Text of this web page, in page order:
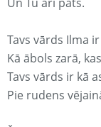
Tavs vārds Ilma
Kā ābols zarā,
Tavs vārds ir kā
Pie rudens